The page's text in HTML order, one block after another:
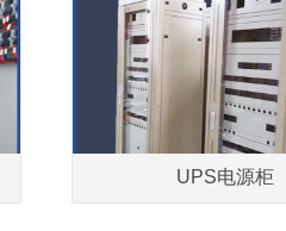
UPS电源柜